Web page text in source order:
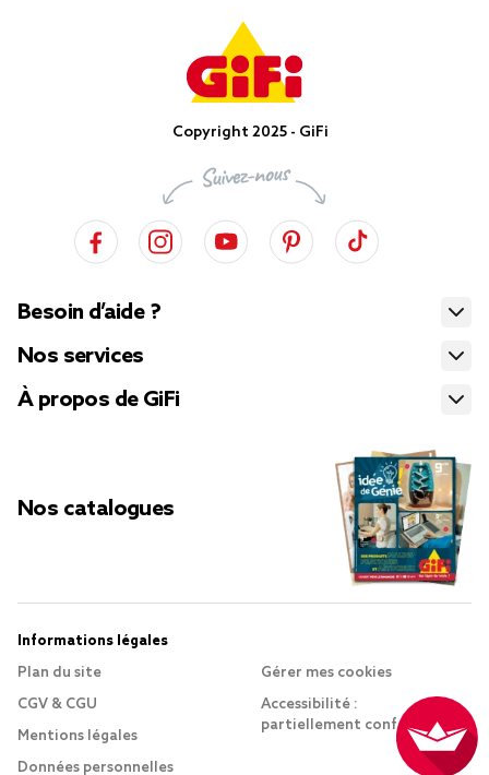
Copyright 2025 - GiFi
Besoin d’aide ?
Nos services
À propos de GiFi
Nos catalogues
Informations légales
Plan du site
CGV & CGU
Mentions légales
Données personnelles
Gérer mes cookies
Accessibilité :
partiellement conforme